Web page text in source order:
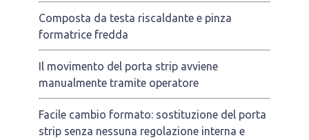
Composta da testa riscaldante e pinza
formatrice fredda
Il movimento del porta strip avviene
manualmente tramite operatore
Facile cambio formato: sostituzione del porta
strip senza nessuna regolazione interna e